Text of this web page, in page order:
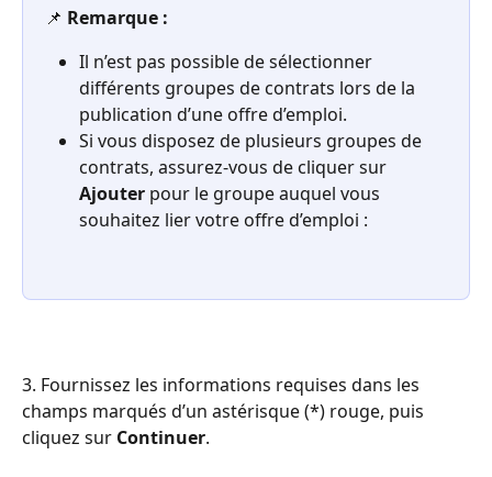
📌 Remarque :
Il n’est pas possible de sélectionner
différents groupes de contrats lors de la
publication d’une offre d’emploi.
Si vous disposez de plusieurs groupes de
contrats, assurez-vous de cliquer sur
Ajouter pour le groupe auquel vous
souhaitez lier votre offre d’emploi :
3. Fournissez les informations requises dans les
champs marqués d’un astérisque (*) rouge, puis
cliquez sur Continuer.